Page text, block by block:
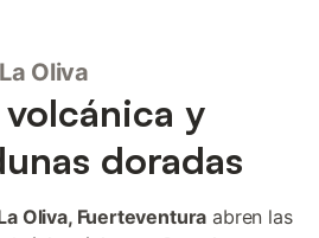
eléctrica Weber es ideal para
villa Pacifica está situada en el
enfrente del recién reajustado
a pie del Centro Campanario
restaurantes, bares y mercados
del Parque Natural se encuentran a
Oliva
y
doradas
Oliva, Fuerteventura abren las